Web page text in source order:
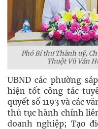
Phó Bí thư Thành uỷ,
Thuột Vũ Văn
UBND các phường
hiện tốt công tác
quyết số 1193 và các
thủ tục hành chính
doanh nghiệp; Tạo